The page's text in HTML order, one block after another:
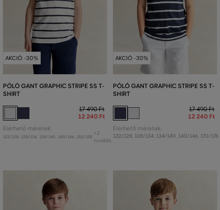
AKCIÓ -30%
PÓLÓ GANT GRAPHIC STRIPE SS T-
SHIRT
17 490 Ft
12 240 Ft
Elérhető méretek:
122/128 128/134 134/140 140/146 152/158
+2
további
AKCIÓ -30%
PÓLÓ GANT GRAPHIC STRIPE SS T-
SHIRT
17 490 Ft
12 240 Ft
Elérhető méretek:
122/128, 128/134, 134/140, 140/146, 170/176